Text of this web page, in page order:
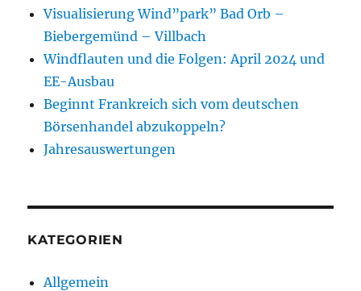
Visualisierung Wind”park” Bad Orb –
Biebergemünd – Villbach
Windflauten und die Folgen: April 2024 und
EE-Ausbau
Beginnt Frankreich sich vom deutschen
Börsenhandel abzukoppeln?
Jahresauswertungen
KATEGORIEN
Allgemein